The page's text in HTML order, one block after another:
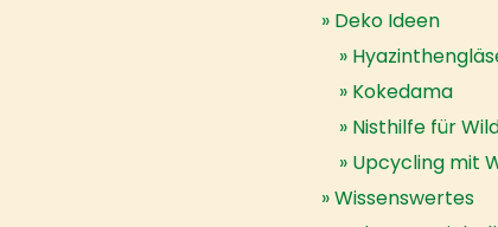
Deko Ideen
Kokedama
Nisthilfe für
Upcycling mit
Wissenswertes